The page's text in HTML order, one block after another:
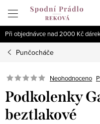
obsah
Při objednávce nad 2000 Kč
Punčocháče
Neohodnoceno
Podkolenky
beztlakové